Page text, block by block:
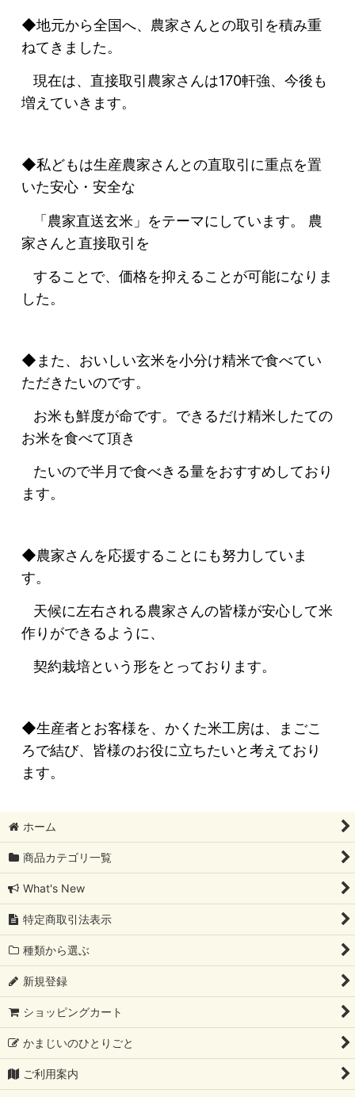
◆地元から全国へ、農家さんとの取引を積み重
ねてきました。
現在は、直接取引農家さんは170軒強、今後も
増えていきます。
◆私どもは生産農家さんとの直取引に重点を置
いた安心・安全な
「農家直送玄米」をテーマにしています。 農
家さんと直接取引を
することで、価格を抑えることが可能になりま
した。
◆また、おいしい玄米を小分け精米で食べてい
ただきたいのです。
お米も鮮度が命です。できるだけ精米したての
お米を食べて頂き
たいので半月で食べきる量をおすすめしており
ます。
◆農家さんを応援することにも努力していま
す。
天候に左右される農家さんの皆様が安心して米
作りができるように、
契約栽培という形をとっております。
◆生産者とお客様を、かくた米工房は、まごこ
ろで結び、皆様のお役に立ちたいと考えており
ます。
ホーム
商品カテゴリ一覧
What's New
特定商取引法表示
種類から選ぶ
新規登録
ショッピングカート
かまじいのひとりごと
ご利用案内